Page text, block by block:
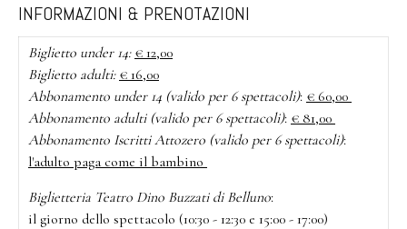
INFORMAZIONI & PRENOTAZIONI
Biglietto under 14: € 12,00
Biglietto adulti: € 16,00
Abbonamento under 14 (valido per 6 spettacoli): € 60,00
Abbonamento adulti (valido per 6 spettacoli): € 81,00
Abbonamento Iscritti Attozero (valido per 6 spettacoli):
l'adulto paga come il bambino
Biglietteria Teatro Dino Buzzati di Belluno:
il giorno dello spettacolo (10:30 - 12:30 e 15:00 - 17:00)